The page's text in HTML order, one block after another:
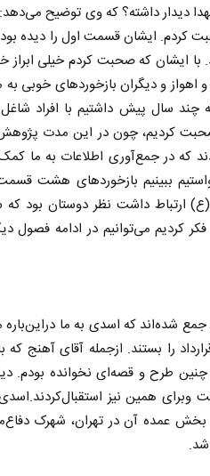
دیدار داشته؟ که وی توضیح می‌دهد:
کردم. ایشان قسمت اول را دیده
با ایشان که صحبت کردم خیلی ابراز
و دیگران بازخوردهای خوبی به
چند سال پیش داشتیم با افراد
صحبت کردیم، چون در این مدت
که در جمع‌آوری اطلاعات به ما
ببینیم بازخوردهای هشت
ارتباط داشت نظر دوستان بود که
کردیم می‌توانیم در ادامه فصول
جمع شده‌اند که اسدی به ما
را بستند. ازجمله آقای آهنج که
طرح و قصه‌ای نخوانده بودم.
وبرای همین نیز
داشتیم که بخش عمده آن در تهران، شهرک
صفحات نخست روزنامه ها‌ی شنبه ۳ مردادماه